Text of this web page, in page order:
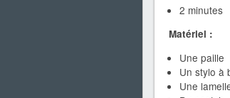
2 minutes
Matériel :
Une paille
Un stylo à
Une